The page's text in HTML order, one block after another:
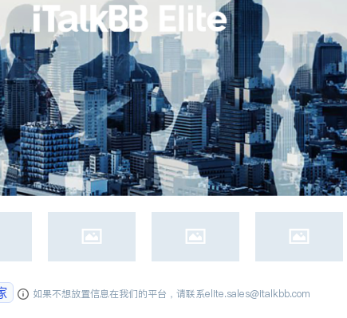
如果不想放置信息在我们的平台，请联系elite.sales@italkbb.com